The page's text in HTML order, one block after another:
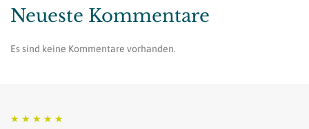
Neueste Kommentare
Es sind keine Kommentare vorhanden.
★ ★ ★ ★ ★